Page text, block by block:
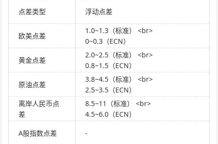
点差类型 浮动点差
欧美点差
1.0~1.3（标准） <br>
0~0.3（ECN）
黄金点差
2.0~2.5（标准） <br>
0.8~1.5（ECN）
原油点差
3.8~4.5（标准） <br>
2.5~3.5（ECN）
离岸人民币点
差
8.5~11（标准） <br>
4.5~6.0（ECN）
A股指数点差 -